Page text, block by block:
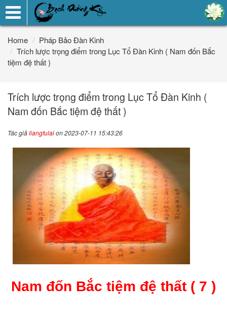
Toggle
navigation
Home
Pháp Bảo Đàn Kinh
Trích lược trọng điểm trong Lục Tổ Đàn Kinh ( Nam đốn Bắc
tiệm đệ thất )
Trích lược trọng điểm trong Lục Tổ Đàn Kinh (
Nam đốn Bắc tiệm đệ thất )
Tác giảliangfulaion 2023-07-11 15:43:26
Nam đốn Bắc tiệm đệ thất ( 7 )